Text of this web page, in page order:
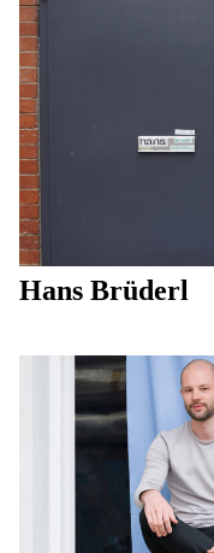
Hans Brüderl